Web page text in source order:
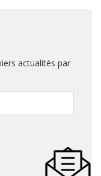
actualités par